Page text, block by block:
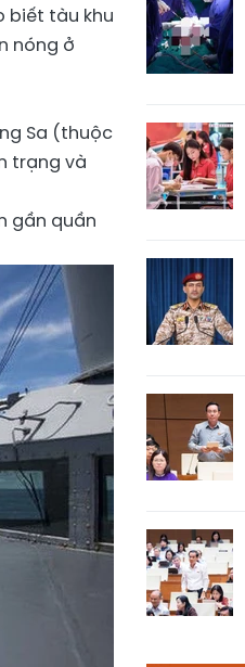
biết tàu khu
nóng ở
Sa (thuộc
trạng và
gần quần